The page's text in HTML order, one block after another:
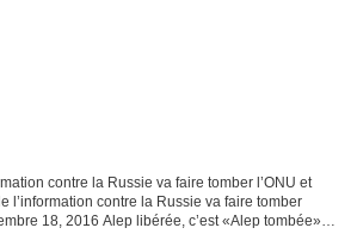
contre la Russie va faire tomber l’ONU et
l’information contre la Russie va faire tomber
18, 2016 Alep libérée, c’est «Alep tombée»